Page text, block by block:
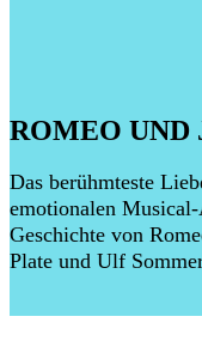
ROMEO UND
Das berühmteste
emotionalen
Geschichte von
Plate und Ulf